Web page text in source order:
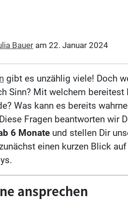
Baueram 22. Januar 2024
gibt es unzählig viele! Doch
Sinn? Mit welchem bereitest
Was kann es bereits
Fragen beantworten wir
6 Monateund stellen Dir
einen kurzen Blick
ansprechen